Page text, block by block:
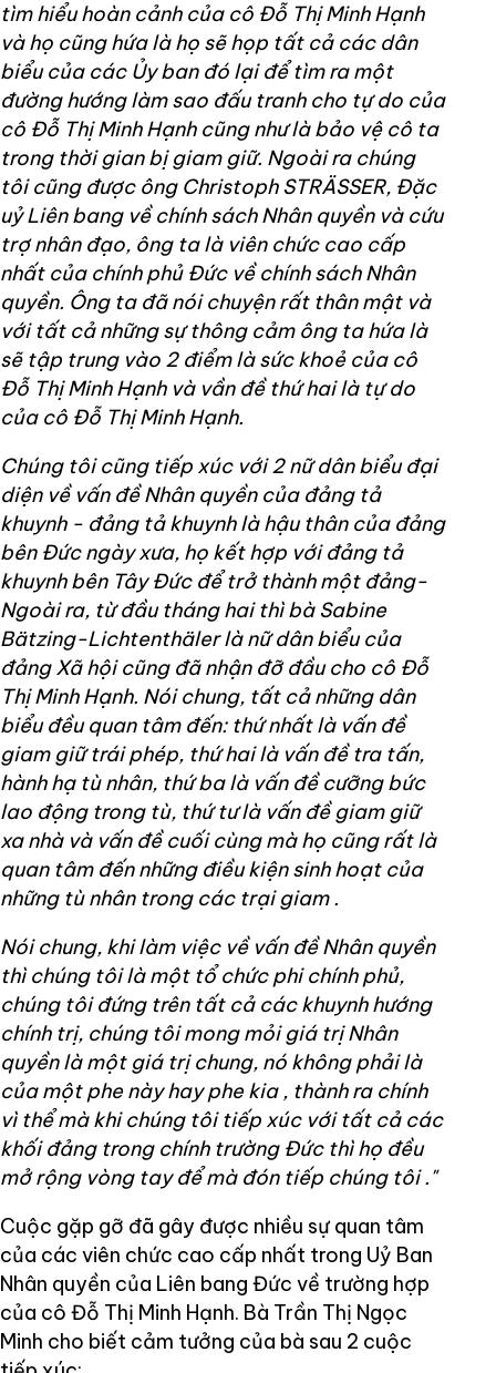
tìm hiểu hoàn cảnh của cô Đỗ Thị Minh Hạnh
và họ cũng hứa là họ sẽ họp tất cả các dân
biểu của các Ủy ban đó lại để tìm ra một
đường hướng làm sao đấu tranh cho tự do của
cô Đỗ Thị Minh Hạnh cũng như là bảo vệ cô ta
trong thời gian bị giam giữ. Ngoài ra chúng
tôi cũng được ông Christoph STRÄSSER, Đặc
uỷ Liên bang về chính sách Nhân quyền và cứu
trợ nhân đạo, ông ta là viên chức cao cấp
nhất của chính phủ Đức về chính sách Nhân
quyền. Ông ta đã nói chuyện rất thân mật và
với tất cả những sự thông cảm ông ta hứa là
sẽ tập trung vào 2 điểm là sức khoẻ của cô
Đỗ Thị Minh Hạnh và vần đề thứ hai là tự do
của cô Đỗ Thị Minh Hạnh.
Chúng tôi cũng tiếp xúc với 2 nữ dân biểu đại
diện về vấn đề Nhân quyền của đảng tả
khuynh - đảng tả khuynh là hậu thân của đảng
bên Đức ngày xưa, họ kết hợp với đảng tả
khuynh bên Tây Đức để trở thành một đảng-
Ngoài ra, từ đầu tháng hai thì bà Sabine
Bätzing-Lichtenthäler là nữ dân biểu của
đảng Xã hội cũng đã nhận đỡ đầu cho cô Đỗ
Thị Minh Hạnh. Nói chung, tất cả những dân
biểu đều quan tâm đến: thứ nhất là vấn đề
giam giữ trái phép, thứ hai là vấn đề tra tấn,
hành hạ tù nhân, thứ ba là vấn đề cưỡng bức
lao động trong tù, thứ tư là vấn đề giam giữ
xa nhà và vấn đề cuối cùng mà họ cũng rất là
quan tâm đến những điều kiện sinh hoạt của
những tù nhân trong các trại giam .
Nói chung, khi làm việc về vấn đề Nhân quyền
thì chúng tôi là một tổ chức phi chính phủ,
chúng tôi đứng trên tất cả các khuynh hướng
chính trị, chúng tôi mong mỏi giá trị Nhân
quyền là một giá trị chung, nó không phải là
của một phe này hay phe kia , thành ra chính
vì thể mà khi chúng tôi tiếp xúc với tất cả các
khối đảng trong chính trường Đức thì họ đều
mở rộng vòng tay để mà đón tiếp chúng tôi ."
Cuộc gặp gỡ đã gây được nhiều sự quan tâm
của các viên chức cao cấp nhất trong Uỷ Ban
Nhân quyền của Liên bang Đức về trường hợp
của cô Đỗ Thị Minh Hạnh. Bà Trần Thị Ngọc
Minh cho biết cảm tưởng của bà sau 2 cuộc